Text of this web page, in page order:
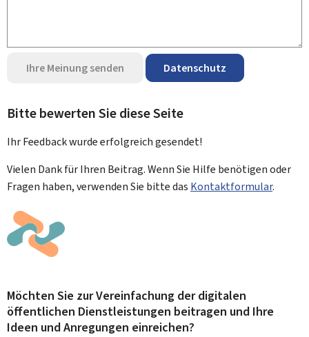
Ihre Meinung senden Datenschutz
Bitte bewerten Sie diese Seite
Ihr Feedback wurdeerfolgreichgesendet!
Vielen Dank für Ihren Beitrag. Wenn Sie Hilfe benötigen oder
Fragen haben, verwenden Sie bitte das Kontaktformular.
Möchten Sie zur Vereinfachung der digitalen
öffentlichen Dienstleistungen beitragen und Ihre
Ideen und Anregungen einreichen?